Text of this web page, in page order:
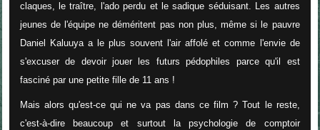
claques, le traître, l'ado perdu et le sadique séduisant. Les autres
jeunes de l'équipe ne déméritent pas non plus, même si le pauvre
Daniel Kaluuya a le plus souvent l'air affolé et comme l'envie de
s'excuser de devoir jouer les futurs pédophiles parce qu'il est
fasciné par une petite fille de 11 ans !
Mais alors qu'est-ce qui ne va pas dans ce film ? Tout le reste,
c'est-à-dire beaucoup et surtout la psychologie de comptoir